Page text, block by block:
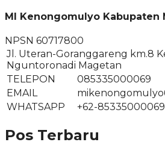
MI Kenongomulyo Kabupaten
NPSN 60717800
Jl. Uteran-Goranggareng km.8
Nguntoronadi Magetan
TELEPON
085335000069
EMAIL
WHATSAPP
+62-85335000069
Pos Terbaru